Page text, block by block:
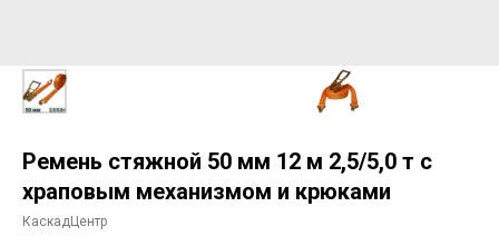
Ремень стяжной 50 мм 12 м 2,5/5,0 т с
храповым механизмом и крюками
КаскадЦентр